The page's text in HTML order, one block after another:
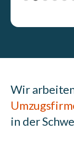
Wir
in der